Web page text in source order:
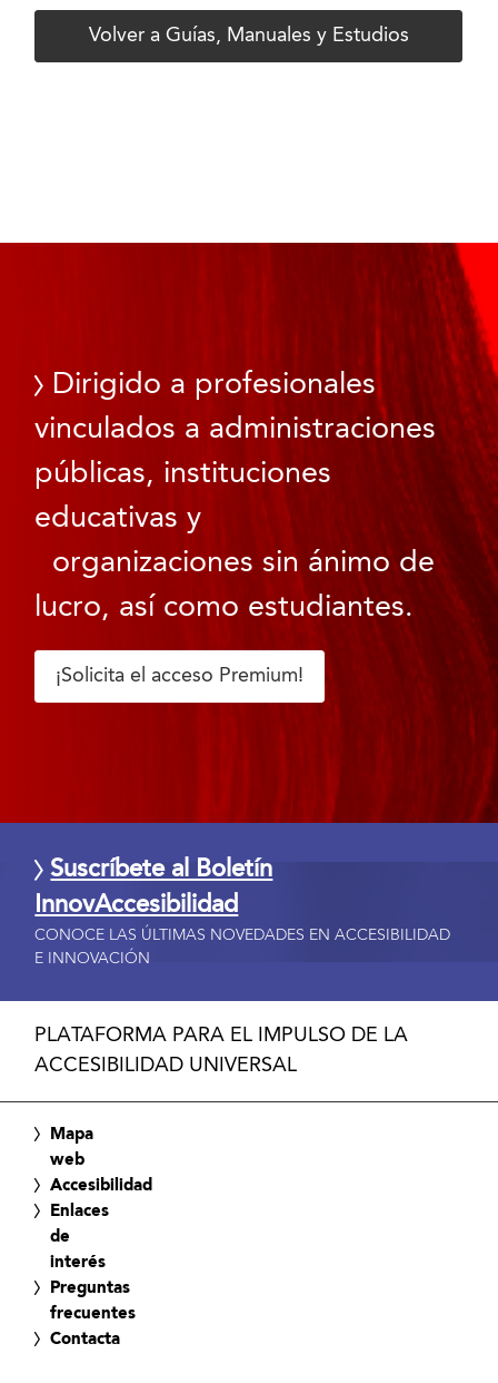
Volver a Guías, Manuales y Estudios
Dirigido a profesionales
vinculados a administraciones
públicas, instituciones
educativas y
organizaciones sin ánimo de
lucro, así como estudiantes.
¡Solicita el acceso Premium!
Suscríbete al Boletín
InnovAccesibilidad
CONOCE LAS ÚLTIMAS NOVEDADES EN ACCESIBILIDAD
E INNOVACIÓN
PLATAFORMA PARA EL IMPULSO DE LA
ACCESIBILIDAD UNIVERSAL
Mapa
web
Accesibilidad
Enlaces
de
interés
Preguntas
frecuentes
Contacta